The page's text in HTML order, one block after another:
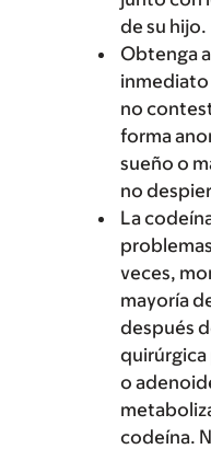
de su hijo.
Obtenga
inmediato
no
forma
sueño o
no
La
veces,
mayoría
después
quirúrgica
o
codeína.